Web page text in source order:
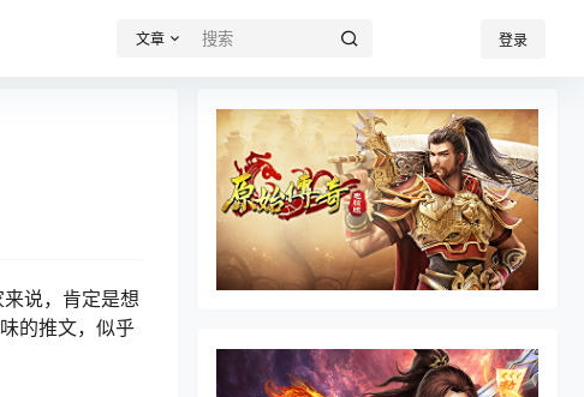
文章 登录
说，肯定是想
的推文，似乎